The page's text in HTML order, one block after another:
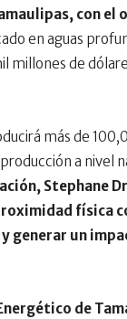
con el
en aguas
millones de
más de
a nivel
Stephane
física
generar un
de